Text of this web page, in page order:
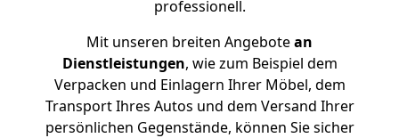
professionell.
Mit unseren breiten Angebotean
Dienstleistungen, wie zum Beispiel dem
Verpacken und Einlagern Ihrer Möbel, dem
Transport Ihres Autos und dem Versand Ihrer
persönlichen Gegenstände, können Sie sicher